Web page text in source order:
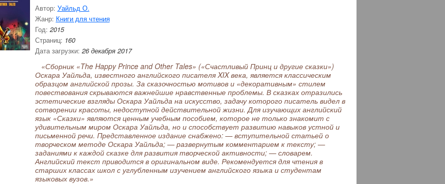
Автор: Уайльд О.
Жанр: Книги для чтения
Год: 2015
Страниц: 160
Дата загрузки: 26 декабря 2017
«Сборник «The Happy Prince and Other Tales» («Счастливый Принц и другие сказки»)
Оскара Уайльда, известного английского писателя XIX века, является классическим
образцом английской прозы. За сказочностью мотивов и «декоративным» стилем
повествования скрываются важнейшие нравственные проблемы. В сказках отразились
эстетические взгляды Оскара Уайльда на искусство, задачу которого писатель видел в
сотворении красоты, недоступной действительной жизни. Для изучающих английский
язык «Сказки» являются ценным учебным пособием, которое не только знакомит с
удивительным миром Оскара Уайльда, но и способствует развитию навыков устной и
письменной речи. Представленное издание снабжено: — вступительной статьей о
творческом методе Оскара Уайльда; — развернутым комментарием к тексту; —
заданиями к каждой сказке для развития творческой активности; — словарем.
Английский текст приводится в оригинальном виде. Рекомендуется для чтения в
старших классах школ с углубленным изучением английского языка и студентам
языковых вузов.»